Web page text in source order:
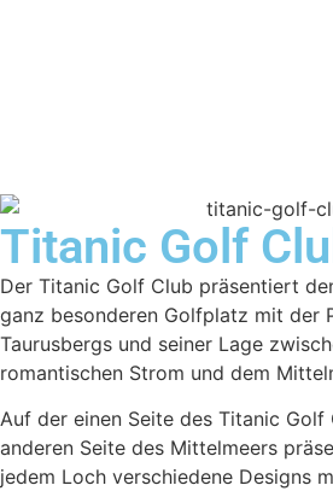
Titanic Golf
Der Titanic Golf Club präsentiert
ganz besonderen Golfplatz mit der
Taurusbergs und seiner Lage
romantischen Strom und dem
Auf der einen Seite des Titanic Golf
anderen Seite des Mittelmeers
jedem Loch verschiedene Designs